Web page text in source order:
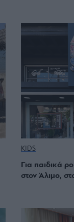
KIDS
Για παιδικά
στον Άλιμο,